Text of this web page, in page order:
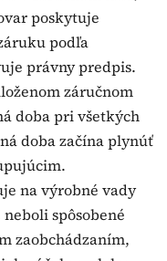
poskytuje
podľa
právny predpis.
záručnom
doba pri všetkých
doba začína plynúť
na výrobné vady
spôsobené
zaobchádzaním,